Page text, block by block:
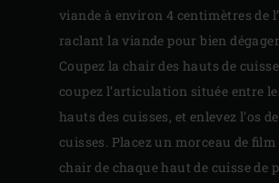
viande à environ 4 centimètres de
raclant la viande pour bien dégager
Coupez la chair des hauts de
coupez l’articulation située entre
hauts des cuisses, et enlevez l’os
cuisses. Placez un morceau de
chair de chaque haut de cuisse de